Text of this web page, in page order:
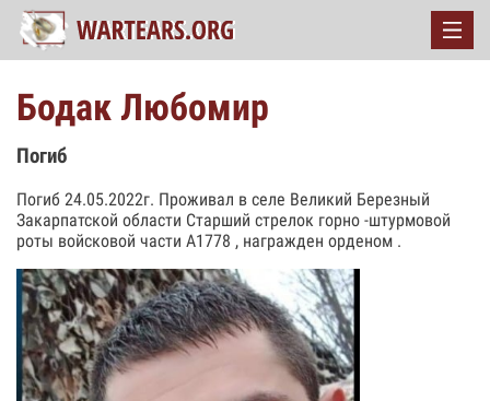
Бодак Любомир
Погиб
Погиб 24.05.2022г. Проживал в селе Великий Березный
Закарпатской области Старший стрелок горно -штурмовой
роты войсковой части А1778 , награжден орденом .